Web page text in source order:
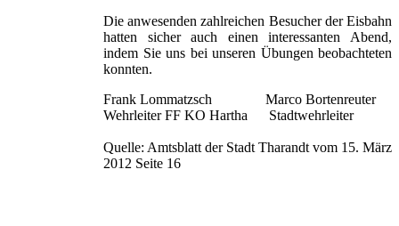
Die anwesenden zahlreichen Besucher der Eisbahn
hatten sicher auch einen interessanten Abend,
indem Sie uns bei unseren Übungen beobachteten
konnten.
Frank Lommatzsch Marco Bortenreuter
Wehrleiter FF KO Hartha Stadtwehrleiter
Quelle: Amtsblatt der Stadt Tharandt vom 15. März
2012 Seite 16